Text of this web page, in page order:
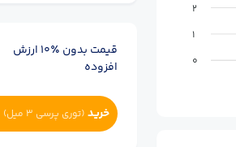
2
1
0
قیمت بدون ٪۱۰ ارزش
افزوده
خرید (توری پرسی 3 میل )